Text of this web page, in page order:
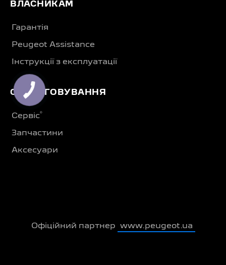
ВЛАСНИКАМ
Гарантія
Peugeot Assistance
Інструкції з експлуатації
ОБСЛУГОВУВАННЯ
Сервіс®
Запчастини
Аксесуари
Офіційний партнер www.peugeot.ua